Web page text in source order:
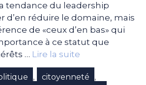
tendance du leadership
d’en réduire le domaine, mais
de «ceux d’en bas» qui
à ce statut que
… Lire la suite
, citoyenneté ,